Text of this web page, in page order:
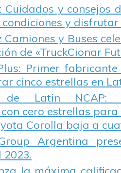
Cuidados y consejos
y disfrutar
Camiones y Buses
de «TruckCionar
Primer
cinco estrellas en
de Latin NCAP:
cero estrellas para
Corolla baja a
Argentina